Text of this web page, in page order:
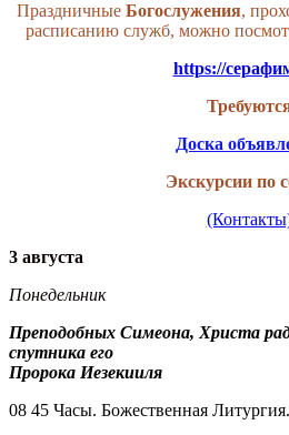
ПраздничныеБогослужения,
расписанию служб, можно
https://
Доска
Экскурсии по
3 августа
Понедельник
Преподобных Симеона, Христа
спутника его
Пророка Иезекииля
08 45 Часы. Божественная